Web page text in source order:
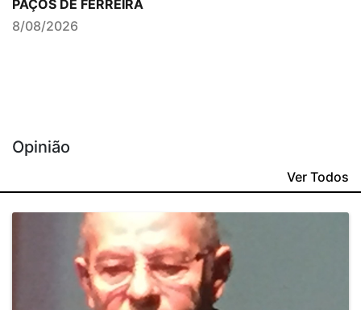
PAÇOS DE FERREIRA
8/08/2026
Opinião
Ver Todos